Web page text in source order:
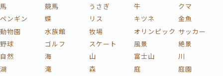
馬
競馬 うさぎ 牛
クマ
ペンギン
蝶 リス キツネ
金魚
動物園
水族館 牧場 オリンピック サッカー
野球
ゴルフ スケート 風景
絶景
自然
海 山 富士山
川
湖
滝 森 庭
庭園